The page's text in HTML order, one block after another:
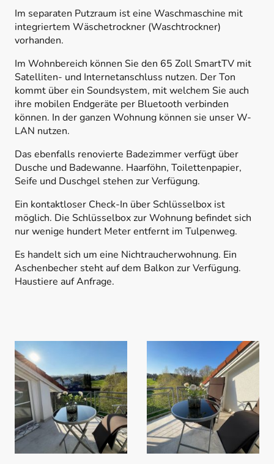
Im separaten Putzraum ist eine Waschmaschine mit
integriertem Wäschetrockner (Waschtrockner)
vorhanden.
Im Wohnbereich können Sie den 65 Zoll SmartTV mit
Satelliten- und Internetanschluss nutzen. Der Ton
kommt über ein Soundsystem, mit welchem Sie auch
ihre mobilen Endgeräte per Bluetooth verbinden
können. In der ganzen Wohnung können sie unser W-
LAN nutzen.
Das ebenfalls renovierte Badezimmer verfügt über
Dusche und Badewanne. Haarföhn, Toilettenpapier,
Seife und Duschgel stehen zur Verfügung.
Ein kontaktloser Check-In über Schlüsselbox ist
möglich. Die Schlüsselbox zur Wohnung befindet sich
nur wenige hundert Meter entfernt im Tulpenweg.
Es handelt sich um eine Nichtraucherwohnung. Ein
Aschenbecher steht auf dem Balkon zur Verfügung.
Haustiere auf Anfrage.